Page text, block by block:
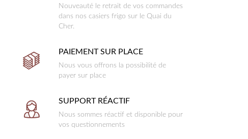
Nouveauté le retrait de vos commandes
dans nos casiers frigo sur le Quai du
Cher.
PAIEMENT SUR PLACE
Nous vous offrons la possibilité de
payer sur place
SUPPORT RÉACTIF
Nous sommes réactif et disponible pour
vos questionnements